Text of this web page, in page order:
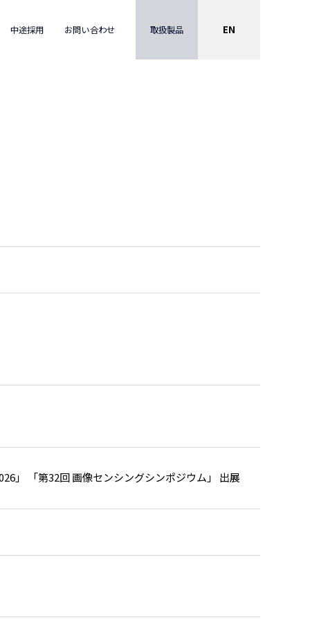
中途採用 お問い合わせ 取扱製品 EN
」 「第32回 画像センシングシンポジウム」 出展